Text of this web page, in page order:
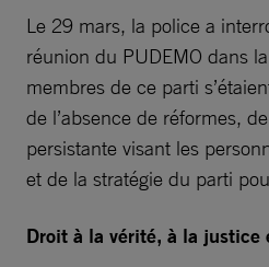
Le 29 mars, la police a
réunion du PUDEMO dans
membres de ce parti
de l’absence de réformes,
persistante visant les
et de la stratégie du parti
Droit à la vérité, à la justice